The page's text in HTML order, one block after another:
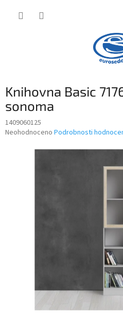
Knihovna Basic
sonoma
1409060125
Průměrné
Neohodnoceno Podrobnosti